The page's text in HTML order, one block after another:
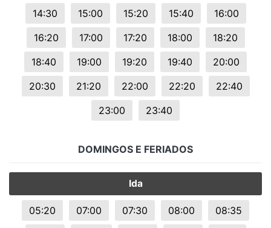
14:30
15:00 15:20 15:40
16:00
16:20
17:00 17:20 18:00
18:20
18:40
19:00 19:20 19:40
20:00
20:30
21:20 22:00 22:20
22:40
23:00
23:40
DOMINGOS E FERIADOS
Ida
05:20 07:00 07:30 08:00
08:35